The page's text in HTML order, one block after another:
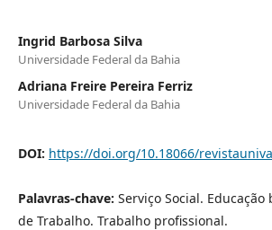
Ingrid Barbosa Silva
Universidade Federal da Bahia
Adriana Freire Pereira Ferriz
Universidade Federal da Bahia
DOI: https://doi.org/10.18066/
Palavras-chave: Serviço Social. Educação
de Trabalho. Trabalho profissional.